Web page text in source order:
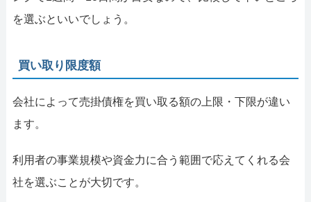
を選ぶといいでしょう。
買い取り限度額
会社によって売掛債権を買い取る額の上限・下限が違い
ます。
利用者の事業規模や資金力に合う範囲で応えてくれる会
社を選ぶことが大切です。